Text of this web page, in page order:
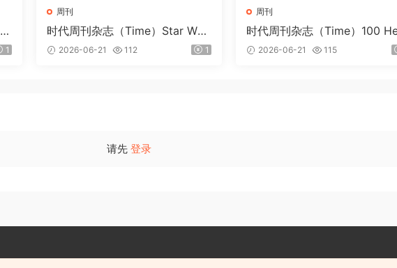
1
周刊
时代周刊杂志（Time）Star War
s 2026
2026-06-21 112 1
周刊
时代周刊杂志（Time）100
th Innovations 2026
2026-06-21 115
请先 登录